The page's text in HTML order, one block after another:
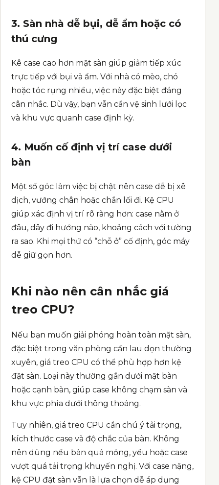
3. Sàn nhà dễ bụi, dễ ẩm hoặc có
thú cưng
Kê case cao hơn mặt sàn giúp giảm tiếp xúc
trực tiếp với bụi và ẩm. Với nhà có mèo, chó
hoặc tóc rụng nhiều, việc này đặc biệt đáng
cân nhắc. Dù vậy, bạn vẫn cần vệ sinh lưới lọc
và khu vực quanh case định kỳ.
4. Muốn cố định vị trí case dưới
bàn
Một số góc làm việc bị chật nên case dễ bị xê
dịch, vướng chân hoặc chắn lối đi. Kệ CPU
giúp xác định vị trí rõ ràng hơn: case nằm ở
đâu, dây đi hướng nào, khoảng cách với tường
ra sao. Khi mọi thứ có “chỗ ở” cố định, góc máy
dễ giữ gọn hơn.
Khi nào nên cân nhắc giá
treo CPU?
Nếu bạn muốn giải phóng hoàn toàn mặt sàn,
đặc biệt trong văn phòng cần lau dọn thường
xuyên,giá treo CPU có thể phù hợp hơn kệ
đặt sàn. Loại này thường gắn dưới mặt bàn
hoặc cạnh bàn, giúp case không chạm sàn và
khu vực phía dưới thông thoáng.
Tuy nhiên, giá treo CPU cần chú ý tải trọng,
kích thước case và độ chắc của bàn. Không
nên dùng nếu bàn quá mỏng, yếu hoặc case
vượt quá tải trọng khuyến nghị. Với case nặng,
kệ CPU đặt sàn vẫn là lựa chọn dễ áp dụng